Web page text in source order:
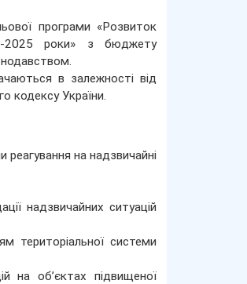
програми «Розвиток
2025 роки» з бюджету
в залежності від
кодексу України.
на надзвичайні
надзвичайних ситуацій
територіальної системи
на об’єктах підвищеної